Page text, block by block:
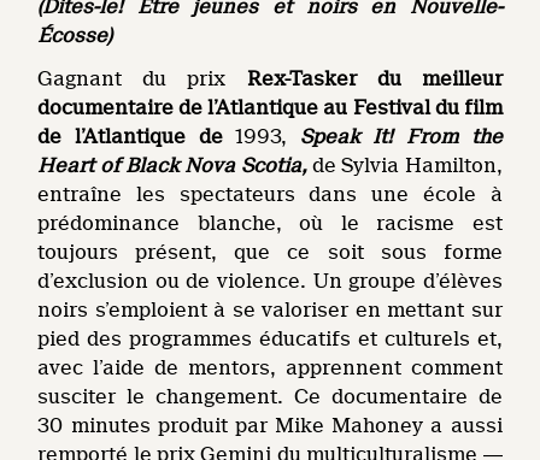
(Dites-le! Être jeunes et noirs en Nouvelle-
Écosse)
Gagnant du prix Rex-Tasker du meilleur
documentaire de l’Atlantique au Festival du film
de l’Atlantique de1993, Speak It! From the
Heart of Black Nova Scotia, de Sylvia Hamilton,
entraîne les spectateurs dans une école à
prédominance blanche, où le racisme est
toujours présent, que ce soit sous forme
d’exclusion ou de violence. Un groupe d’élèves
noirs s’emploient à se valoriser en mettant sur
pied des programmes éducatifs et culturels et,
avec l’aide de mentors, apprennent comment
susciter le changement. Ce documentaire de
30 minutes produit par Mike Mahoney a aussi
remporté le prix Gemini du multiculturalisme ―